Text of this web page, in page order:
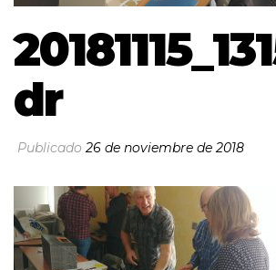
dr
Publicado26 de noviembre de 2018